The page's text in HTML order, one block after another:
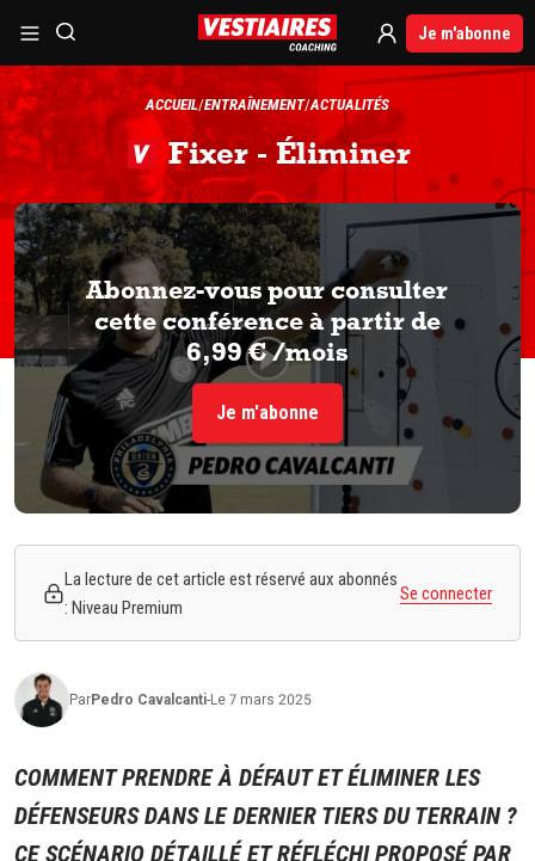
Je m'abonne
ACCUEIL ENTRAÎNEMENT ACTUALITÉS
Fixer - Éliminer
Abonnez-vous pour consulter
cette conférence à partir de
6,99 € /mois
Je m'abonne
La lecture de cet article est réservé aux abonnés
: Niveau Premium
Se connecter
ParPedro Cavalcanti-Le 7 mars 2025
COMMENT PRENDRE À DÉFAUT ET ÉLIMINER LES
DÉFENSEURS DANS LE DERNIER TIERS DU TERRAIN ?
CE SCÉNARIO DÉTAILLÉ ET RÉFLÉCHI PROPOSÉ PAR